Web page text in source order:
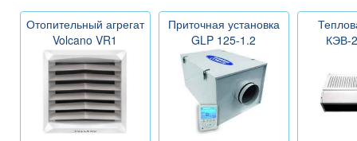
Отопительный агрегат
Volcano VR1
Приточная установка
GLP 125-1.2
КЭВ-